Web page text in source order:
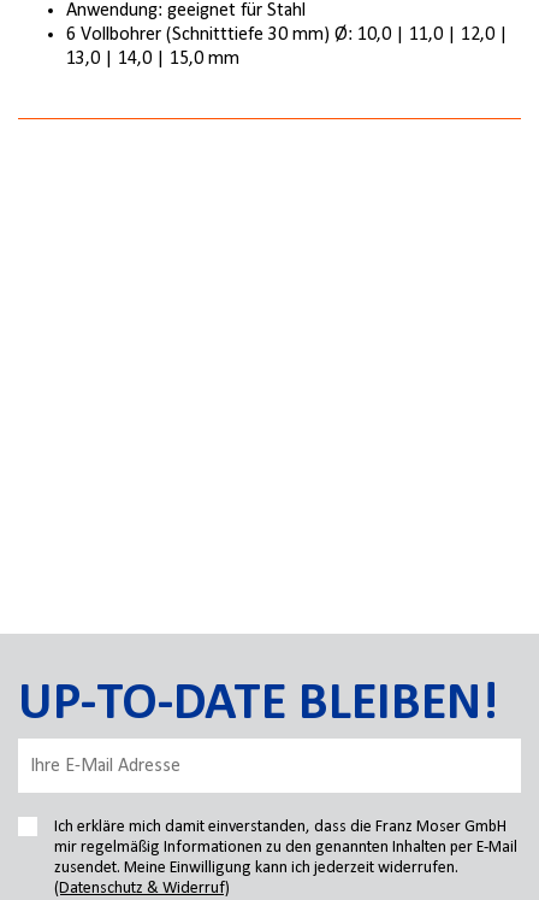
Anwendung: geeignet für Stahl
6 Vollbohrer (Schnitttiefe 30 mm) Ø: 10,0 | 11,0 | 12,0 |
13,0 | 14,0 | 15,0 mm
UP-TO-DATE BLEIBEN!
Ich erkläre mich damit einverstanden, dass die Franz Moser GmbH
mir regelmäßig Informationen zu den genannten Inhalten per E-Mail
zusendet. Meine Einwilligung kann ich jederzeit widerrufen.
(Datenschutz & Widerruf)